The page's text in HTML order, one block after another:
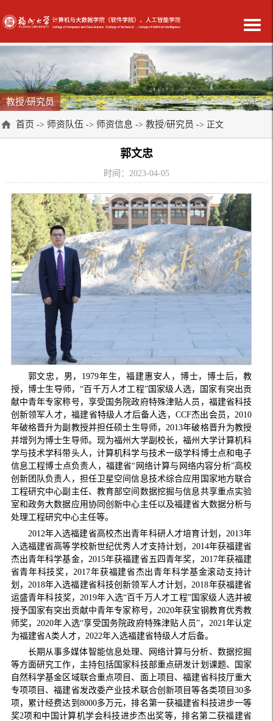
教授/研究员
首页 -> 师资队伍 -> 师资信息 -> 教授/研究员 -> 正文
郭文忠
时间：2023-04-05
郭文忠，男，1979年生，福建惠安人，博士，博士后，教
授，博士生导师，“百千万人才工程”国家级人选，国家有突出贡
献中青年专家称号，享受国务院政府特殊津贴人员，福建省科技
创新领军人才，福建省特级人才后备人选，CCF杰出会员，2010
年破格晋升为副教授并担任硕士生导师，2013年破格晋升为教授
并增列为博士生导师。现为福州大学副校长，福州大学计算机科
学与技术学科带头人，计算机科学与技术一级学科博士点和电子
信息工程博士点负责人，福建省“网络计算与网络内容分析”高校
创新团队负责人，担任卫星空间信息技术综合应用国家地方联合
工程研究中心副主任、教育部空间数据挖掘与信息共享重点实验
室和政务大数据应用协同创新中心主任以及福建省大数据分析与
处理工程研究中心主任等。
2012年入选福建省高校杰出青年科研人才培育计划，2013年
入选福建省高等学校新世纪优秀人才支持计划，2014年获福建省
杰出青年科学基金，2015年获福建省五四青年奖，2017年获福建
省青年科技奖，2017年获福建省杰出青年科学基金滚动支持计
划，2018年入选福建省科技创新领军人才计划，2018年获福建省
运盛青年科技奖，2019年入选“百千万人才工程”国家级人选并被
授予国家有突出贡献中青年专家称号，2020年获宝钢教育优秀教
师奖，2020年入选“享受国务院政府特殊津贴人员”，2021年认定
为福建省A类人才，2022年入选福建省特级人才后备。
长期从事多媒体智能信息处理、网络计算与分析、数据挖掘
等方面研究工作，主持包括国家科技部重点研发计划课题、国家
自然科学基金区域联合重点项目、面上项目、福建省科技厅重大
专项项目、福建省发改委产业技术联合创新项目等各类项目30多
项，累计经费达到8000多万元，排名第一获福建省科技进步一等
奖2项和中国计算机学会科技进步杰出奖等，排名第二获福建省